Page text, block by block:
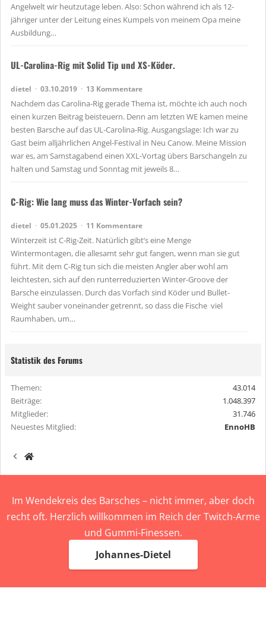
Angelwelt wir heutzutage leben. Also: Schon während ich als 12-
jähriger unter der Leitung eines Kumpels von meinem Opa meine
Ausbildung…
UL-Carolina-Rig mit Solid Tip und XS-Köder.
dietel 03.10.2019 13 Kommentare
Nachdem das Carolina-Rig gerade Thema ist, möchte ich auch noch
einen kurzen Beitrag beisteuern. Denn am letzten WE kamen meine
besten Barsche auf das UL-Carolina-Rig. Ausgangslage: Ich war zu
Gast beim alljährlichen Angel-Festival in Neu Canow. Meine Mission
war es, am Samstagabend einen XXL-Vortag übers Barschangeln zu
halten und Samstag und Sonntag mit jeweils 8…
C-Rig: Wie lang muss das Winter-Vorfach sein?
dietel 05.01.2025 11 Kommentare
Winterzeit ist C-Rig-Zeit. Natürlich gibt’s eine Menge
Wintermontagen, die allesamt sehr gut fangen, wenn man sie gut
führt. Mit dem C-Rig tun sich die meisten Angler aber wohl am
leichtesten, sich auf den runterreduzierten Winter-Groove der
Barsche einzulassen. Durch das Vorfach sind Köder und Bullet-
Weight sauber voneinander getrennt, so dass die Fische viel
Raumhaben, um…
Statistik des Forums
Themen
43.014
Beiträge
1.048.397
Mitglieder
31.746
Neuestes Mitglied
EnnoHB
Im Wendekreis des Barsches – nicht immer, aber doch
recht oft. Herzlich willkommen im Reich der Twitch-Arme
und Gummi-Finessen.
Johannes-Dietel